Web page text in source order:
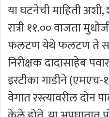
या घटनेची माहिती अशी,
रात्री ११.०० वाजता
फलटण येथे फलटण ते
निरीक्षक दादासाहेब
इरटीका गाडीने
वेगात रस्त्यावरील दोन